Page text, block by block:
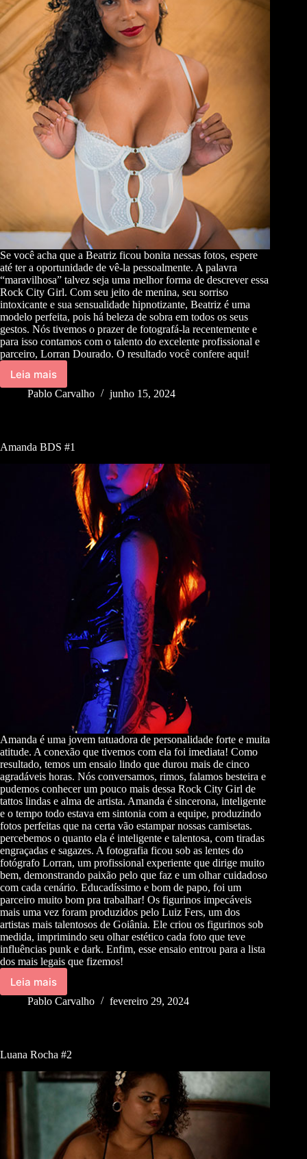
Se você acha que a Beatriz ficou bonita nessas fotos, espere
até ter a oportunidade de vê-la pessoalmente. A palavra
“maravilhosa” talvez seja uma melhor forma de descrever essa
Rock City Girl. Com seu jeito de menina, seu sorriso
intoxicante e sua sensualidade hipnotizante, Beatriz é uma
modelo perfeita, pois há beleza de sobra em todos os seus
gestos. Nós tivemos o prazer de fotografá-la recentemente e
para isso contamos com o talento do excelente profissional e
parceiro, Lorran Dourado. O resultado você confere aqui!
Leia mais
Pablo Carvalho junho 15, 2024
Amanda BDS #1
Amanda é uma jovem tatuadora de personalidade forte e muita
atitude. A conexão que tivemos com ela foi imediata! Como
resultado, temos um ensaio lindo que durou mais de cinco
agradáveis horas. Nós conversamos, rimos, falamos besteira e
pudemos conhecer um pouco mais dessa Rock City Girl de
tattos lindas e alma de artista. Amanda é sincerona, inteligente
e o tempo todo estava em sintonia com a equipe, produzindo
fotos perfeitas que na certa vão estampar nossas camisetas.
percebemos o quanto ela é inteligente e talentosa, com tiradas
engraçadas e sagazes. A fotografia ficou sob as lentes do
fotógrafo Lorran, um profissional experiente que dirige muito
bem, demonstrando paixão pelo que faz e um olhar cuidadoso
com cada cenário. Educadíssimo e bom de papo, foi um
parceiro muito bom pra trabalhar! Os figurinos impecáveis
mais uma vez foram produzidos pelo Luiz Fers, um dos
artistas mais talentosos de Goiânia. Ele criou os figurinos sob
medida, imprimindo seu olhar estético cada foto que teve
influências punk e dark. Enfim, esse ensaio entrou para a lista
dos mais legais que fizemos!
Leia mais
Pablo Carvalho fevereiro 29, 2024
Luana Rocha #2